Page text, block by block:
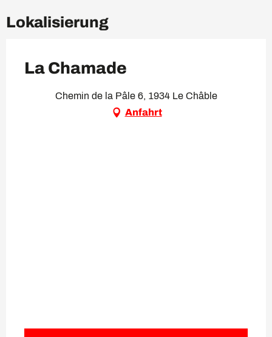
Lokalisierung
La Chamade
Chemin de la Pâle 6, 1934 Le Châble
Anfahrt